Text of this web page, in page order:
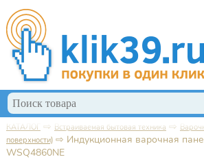
Перейти к основному содержанию
Форма поиска
Поиск
Вы здесь
КАТАЛОГ ⇨ Встраиваемая бытовая техника ⇨
поверхности)⇨ Индукционная варочная
WSQ4860NE